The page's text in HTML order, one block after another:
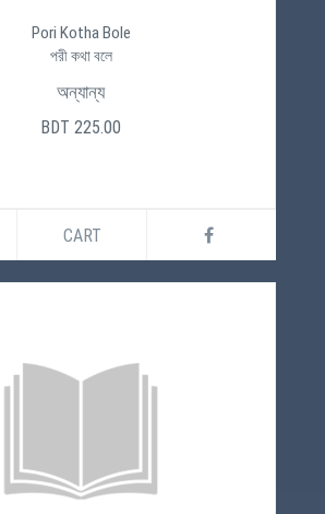
Pori Kotha Bole
পরী কথা বলে
অন্যান্য
BDT 225.00
CART